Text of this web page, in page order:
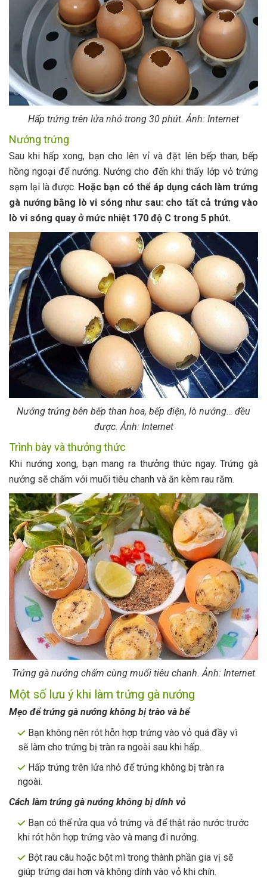
Hấp trứng trên lửa nhỏ trong 30 phút. Ảnh: Internet
Nướng trứng
Sau khi hấp xong, bạn cho lên vỉ và đặt lên bếp than, bếp
hồng ngoại để nướng. Nướng cho đến khi thấy lớp vỏ trứng
sạm lại là được. Hoặc bạn có thể áp dụng cách làm trứng
gà nướng bằng lò vi sóng như sau: cho tất cả trứng vào
lò vi sóng quay ở mức nhiệt 170 độ C trong 5 phút.
Nướng trứng bên bếp than hoa, bếp điện, lò nướng… đều
được. Ảnh: Internet
Trình bày và thưởng thức
Khi nướng xong, bạn mang ra thưởng thức ngay. Trứng gà
nướng sẽ chấm với muối tiêu chanh và ăn kèm rau răm.
Trứng gà nướng chấm cùng muối tiêu chanh. Ảnh: Internet
Một số lưu ý khi làm trứng gà nướng
Mẹo để trứng gà nướng không bị trào và bể
Bạn không nên rót hỗn hợp trứng vào vỏ quá đầy vì
sẽ làm cho trứng bị tràn ra ngoài sau khi hấp.
Hấp trứng trên lửa nhỏ để trứng không bị tràn ra
ngoài.
Cách làm trứng gà nướng không bị dính vỏ
Bạn có thể rửa qua vỏ trứng và để thật ráo nước trước
khi rót hỗn hợp trứng vào và mang đi nướng.
Bột rau câu hoặc bột mì trong thành phần gia vị sẽ
giúp trứng dai hơn và không dính vào vỏ khi chín.